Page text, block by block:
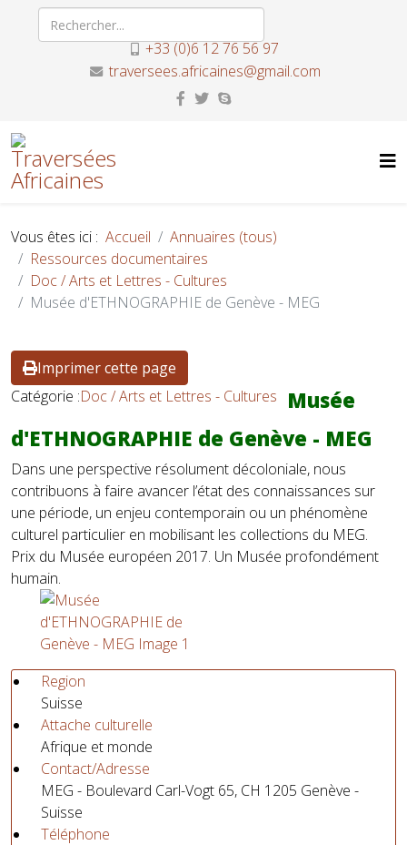
+33 (0)6 12 76 56 97
traversees.africaines@gmail.com
Vous êtes ici : Accueil
Annuaires (tous)
Ressources documentaires
Doc / Arts et Lettres - Cultures
Musée d'ETHNOGRAPHIE de Genève - MEG
Imprimer cette page
Catégorie :Doc / Arts et Lettres - Cultures
Musée
d'ETHNOGRAPHIE de Genève - MEG
Dans une perspective résolument décoloniale, nous
contribuons à faire avancer l’état des connaissances sur
une période, un enjeu contemporain ou un phénomène
culturel particulier en mobilisant les collections du MEG.
Prix du Musée européen 2017. Un Musée profondément
humain.
Region
Suisse
Attache culturelle
Afrique et monde
Contact/Adresse
MEG - Boulevard Carl-Vogt 65, CH 1205 Genève -
Suisse
Téléphone